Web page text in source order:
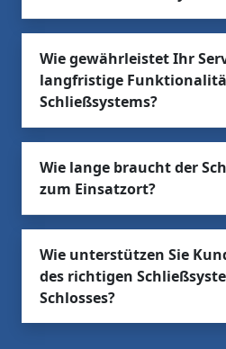
Wie gewährleistet Ihr
langfristige
Schließsystems?
Wie lange braucht der
zum Einsatzort?
Wie unterstützen Sie
des richtigen
Schlosses?